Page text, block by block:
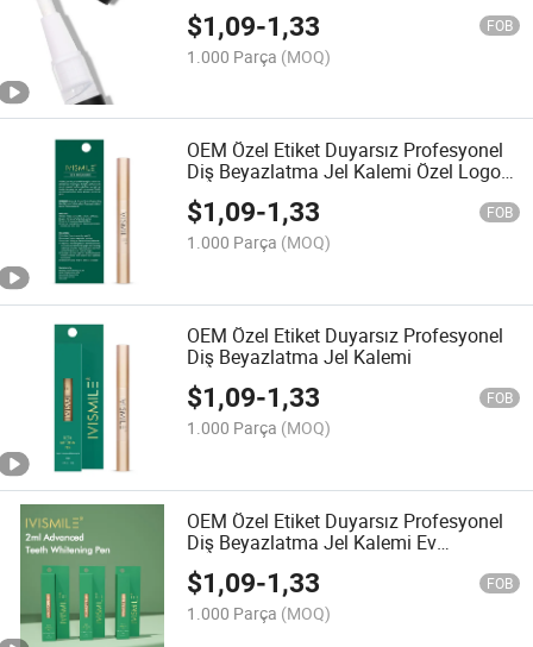
$1,09-1,33 FOB
1.000 Parça (MOQ)
OEM Özel Etiket Duyarsız Profesyonel
Diş Beyazlatma Jel Kalemi Özel Logo
ile
$1,09-1,33 FOB
1.000 Parça (MOQ)
OEM Özel Etiket Duyarsız Profesyonel
Diş Beyazlatma Jel Kalemi
$1,09-1,33 FOB
1.000 Parça (MOQ)
OEM Özel Etiket Duyarsız Profesyonel
Diş Beyazlatma Jel Kalemi Ev
Kullanımı için
$1,09-1,33 FOB
1.000 Parça (MOQ)